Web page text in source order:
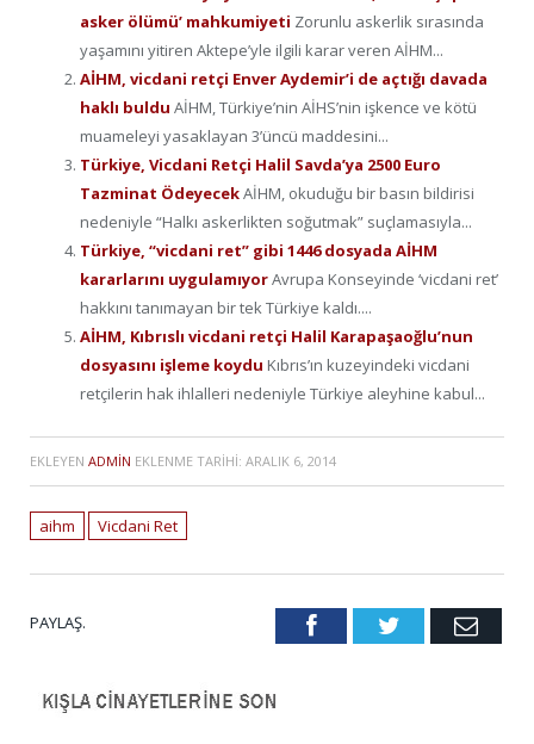
asker ölümü’ mahkumiyeti Zorunlu askerlik sırasında
yaşamını yitiren Aktepe’yle ilgili karar veren AİHM...
AİHM, vicdani retçi Enver Aydemir’i de açtığı davada
haklı buldu AİHM, Türkiye’nin AİHS’nin işkence ve kötü
muameleyi yasaklayan 3’üncü maddesini...
Türkiye, Vicdani Retçi Halil Savda’ya 2500 Euro
Tazminat ÖdeyecekAİHM, okuduğu bir basın bildirisi
nedeniyle “Halkı askerlikten soğutmak” suçlamasıyla...
Türkiye, “vicdani ret” gibi 1446 dosyada AİHM
kararlarını uygulamıyorAvrupa Konseyinde ‘vicdani ret’
hakkını tanımayan bir tek Türkiye kaldı....
AİHM, Kıbrıslı vicdani retçi Halil Karapaşaoğlu’nun
dosyasını işleme koydu Kıbrıs’ın kuzeyindeki vicdani
retçilerin hak ihlalleri nedeniyle Türkiye aleyhine kabul...
EKLEYEN ADMIN EKLENME TARIHI: ARALIK 6, 2014
aihm Vicdani Ret
PAYLAŞ. FacebookTwitter Email